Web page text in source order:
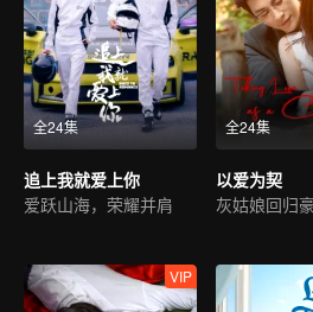
全24集
追上我就爱上你
爱跃山海，荣耀并肩
全24集
以爱为契
VIP